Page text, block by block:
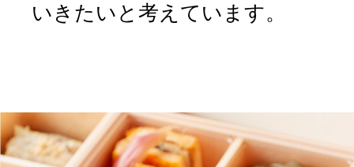
いきたいと考えています。